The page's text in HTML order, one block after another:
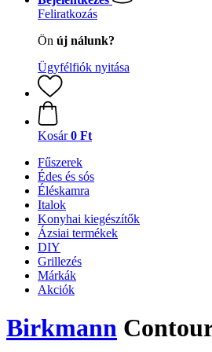
Feliratkozás
Ön új nálunk?
Ügyfélfiók nyitása
Kosár 0 Ft
Fűszerek
Édes és sós
Éléskamra
Italok
Konyhai kiegészítők
Ázsiai termékek
DIY
Grillezés
Márkák
Akciók
Birkmann